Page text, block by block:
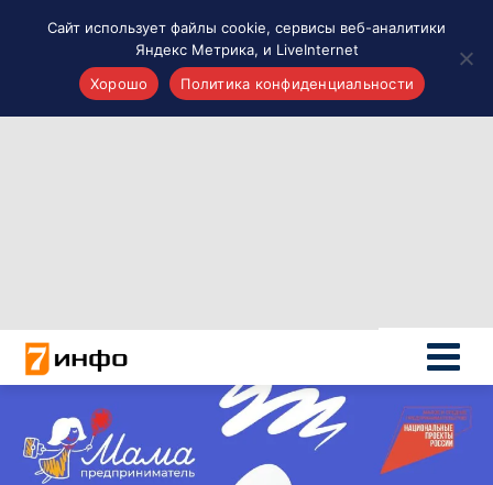
Новости России
Политика
Новости мира
Все материалы 7инфо
О НАС
Сайт использует файлы cookie, сервисы веб-аналитики
Яндекс Метрика, и LiveInternet
Хорошо
Политика конфиденциальности